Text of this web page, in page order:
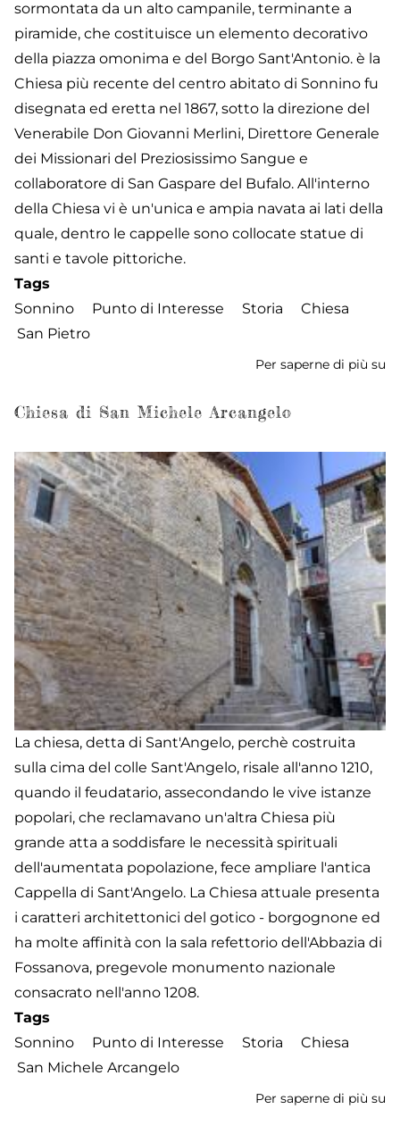
sormontata da un alto campanile, terminante a
piramide, che costituisce un elemento decorativo
della piazza omonima e del Borgo Sant'Antonio. è la
Chiesa più recente del centro abitato di Sonnino fu
disegnata ed eretta nel 1867, sotto la direzione del
Venerabile Don Giovanni Merlini, Direttore Generale
dei Missionari del Preziosissimo Sangue e
collaboratore di San Gaspare del Bufalo. All'interno
della Chiesa vi è un'unica e ampia navata ai lati della
quale, dentro le cappelle sono collocate statue di
santi e tavole pittoriche.
Tags
Sonnino
Punto di Interesse Storia
Chiesa
San Pietro
Per saperne di più su
Chiesa di San Michele Arcangelo
La chiesa, detta di Sant'Angelo, perchè costruita
sulla cima del colle Sant'Angelo, risale all'anno 1210,
quando il feudatario, assecondando le vive istanze
popolari, che reclamavano un'altra Chiesa più
grande atta a soddisfare le necessità spirituali
dell'aumentata popolazione, fece ampliare l'antica
Cappella di Sant'Angelo. La Chiesa attuale presenta
i caratteri architettonici del gotico - borgognone ed
ha molte affinità con la sala refettorio dell'Abbazia di
Fossanova, pregevole monumento nazionale
consacrato nell'anno 1208.
Tags
Sonnino
Punto di Interesse Storia
Chiesa
San Michele Arcangelo
Per saperne di più su